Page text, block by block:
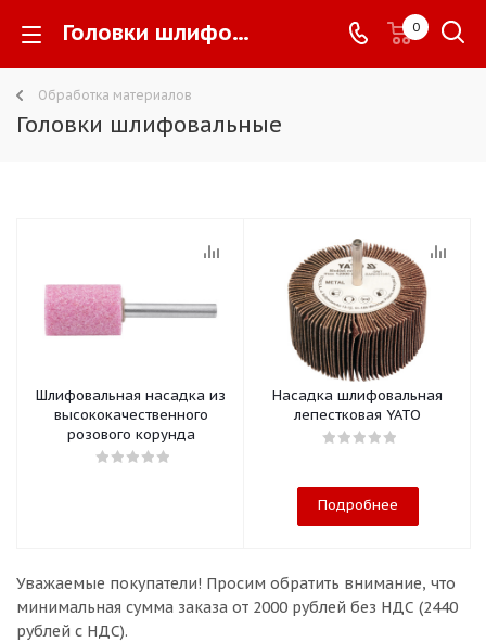
Головки шлифовальные - 0
Обработка материалов
Головки шлифовальные
Шлифовальная насадка из
высококачественного
розового корунда
Насадка шлифовальная
лепестковая YATO
Подробнее
Уважаемые покупатели! Просим обратить внимание, что
минимальная сумма заказа от 2000 рублей без НДС (2440
рублей с НДС).